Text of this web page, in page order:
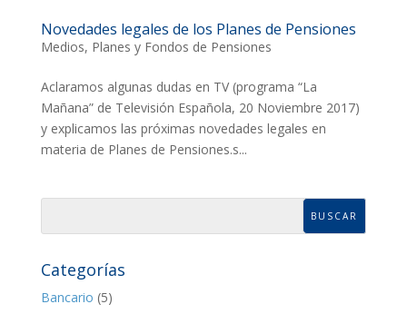
Novedades legales de los Planes de Pensiones
Medios, Planes y Fondos de Pensiones
Aclaramos algunas dudas en TV (programa “La
Mañana” de Televisión Española, 20 Noviembre 2017)
y explicamos las próximas novedades legales en
materia de Planes de Pensiones.s...
Categorías
Bancario (5)